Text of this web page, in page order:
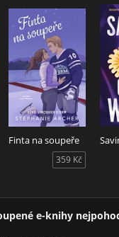
Finta na soupeře
359 Kč
e-knihy